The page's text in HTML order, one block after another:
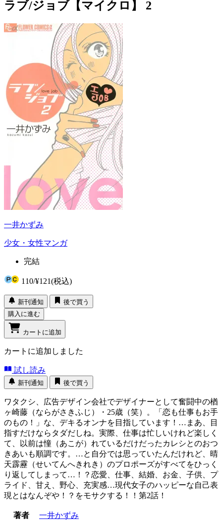
ラブ/ジョブ【マイクロ】 2
一井かずみ
少女・女性マンガ
完結
110/¥121(税込)
新刊通知
後で買う
購入に進む
カートに追加
カートに追加しました
試し読み
新刊通知 後で買う
ワタクシ、広告デザイン会社でデザイナーとして奮闘中の楢
ヶ崎藤（ならがさきふじ）・25歳（笑）。「恋も仕事もお手
のもの！」な、デキるオンナを目指しています！…まあ、目
指すだけならタダだしね。実際、仕事は忙しいけれど楽しく
て、以前は憧（あこが）れているだけだったカレシとのおつ
きあいも順調です。…と自分では思っていたんだけれど、晴
天霹靂（せいてんへきれき）のプロポーズがすべてをひっく
り返してしまって…！？恋愛、仕事、結婚、お金、子供、プ
ライド、甘え、野心、充実感…現代女子のハッピーな自己表
現とはなんぞや！？をモサクする！！第2話！
著者
一井かずみ